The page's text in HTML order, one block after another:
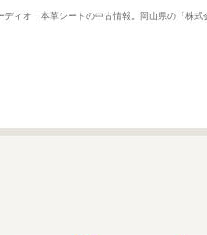
オ 本革シートの中古情報。岡山県の「株式